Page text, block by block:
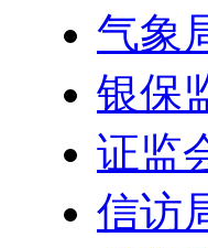
气象
银保
证监
信访